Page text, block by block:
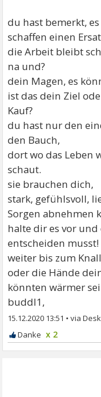
du hast bemerkt,
schaffen einen
die Arbeit bleibt
na und?
dein Magen, es
ist das dein Ziel
Kauf?
du hast nur den
den Bauch,
dort wo das Leben
schaut.
sie brauchen dich,
stark, gefühlsvoll,
Sorgen abnehmen
halte dir es vor
entscheiden musst!
weiter bis zum
oder die Hände
könnten wärmer
buddl1,
15.12.2020 13:51 •
x 2